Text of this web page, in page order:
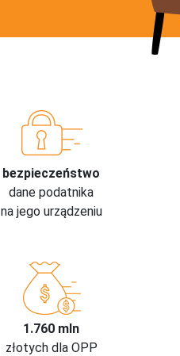
bezpieczeństwo
dane podatnika
na jego urządzeniu
1.760 mln
złotych dla OPP